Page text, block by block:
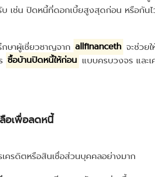
เช่น ปิดหนี้ที่ดอกเบี้ยสูงสุดก่อน หรือกันไ
ษาผู้เชี่ยวชาญจาก allfinanceth จะช่วย
ซื้อบ้านปิดหนี้ให้ก่อน แบบครบวงจร และ
อเพื่อลดหนี้
ครดิตหรือสินเชื่อส่วนบุคคลอย่างมาก